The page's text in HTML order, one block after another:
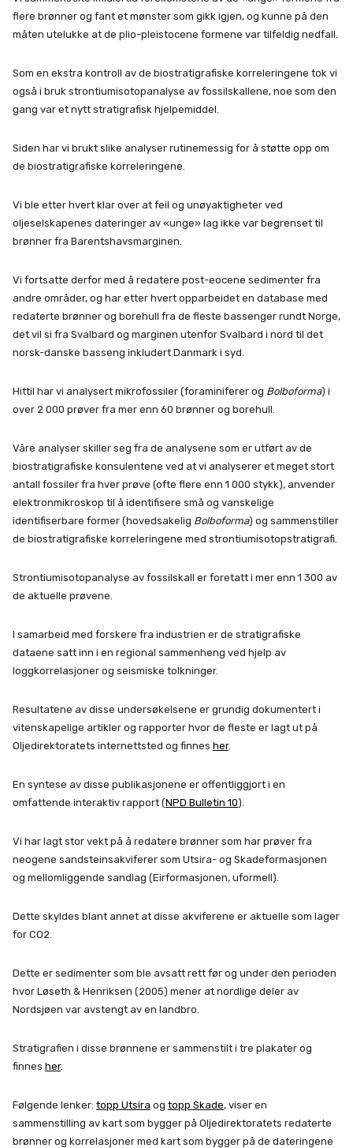
flere brønner og fant et mønster som gikk igjen, og kunne på den
måten utelukke at de plio-pleistocene formene var tilfeldig nedfall.
Som en ekstra kontroll av de biostratigrafiske korreleringene tok vi
også i bruk strontiumisotopanalyse av fossilskallene, noe som den
gang var et nytt stratigrafisk hjelpemiddel.
Siden har vi brukt slike analyser rutinemessig for å støtte opp om
de biostratigrafiske korreleringene.
Vi ble etter hvert klar over at feil og unøyaktigheter ved
oljeselskapenes dateringer av «unge» lag ikke var begrenset til
brønner fra Barentshavsmarginen.
Vi fortsatte derfor med å redatere post-eocene sedimenter fra
andre områder, og har etter hvert opparbeidet en database med
redaterte brønner og borehull fra de fleste bassenger rundt Norge,
det vil si fra Svalbard og marginen utenfor Svalbard i nord til det
norsk-danske basseng inkludert Danmark i syd.
Hittil har vi analysert mikrofossiler (foraminiferer og Bolboforma) i
over 2 000 prøver fra mer enn 60 brønner og borehull.
Våre analyser skiller seg fra de analysene som er utført av de
biostratigrafiske konsulentene ved at vi analyserer et meget stort
antall fossiler fra hver prøve (ofte flere enn 1 000 stykk), anvender
elektronmikroskop til å identifisere små og vanskelige
identifiserbare former (hovedsakelig Bolboforma) og sammenstiller
de biostratigrafiske korreleringene med strontiumisotopstratigrafi.
Strontiumisotopanalyse av fossilskall er foretatt i mer enn 1 300 av
de aktuelle prøvene.
I samarbeid med forskere fra industrien er de stratigrafiske
dataene satt inn i en regional sammenheng ved hjelp av
loggkorrelasjoner og seismiske tolkninger.
Resultatene av disse undersøkelsene er grundig dokumentert i
vitenskapelige artikler og rapporter hvor de fleste er lagt ut på
Oljedirektoratets internettsted og finnes her.
En syntese av disse publikasjonene er offentliggjort i en
omfattende interaktiv rapport (NPD Bulletin 10).
Vi har lagt stor vekt på å redatere brønner som har prøver fra
neogene sandsteinsakviferer som Utsira- og Skadeformasjonen
og mellomliggende sandlag (Eirformasjonen, uformell).
Dette skyldes blant annet at disse akviferene er aktuelle som lager
for CO2.
Dette er sedimenter som ble avsatt rett før og under den perioden
hvor Løseth & Henriksen (2005) mener at nordlige deler av
Nordsjøen var avstengt av en landbro.
Stratigrafien i disse brønnene er sammenstilt i tre plakater og
finnes her.
Følgende lenker: topp Utsira og topp Skade, viser en
sammenstilling av kart som bygger på Oljedirektoratets redaterte
brønner og korrelasjoner med kart som bygger på de dateringene